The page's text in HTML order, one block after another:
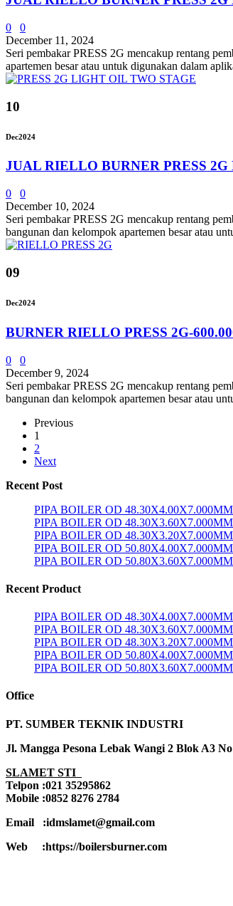
0
0
December 11, 2024
Seri pembakar PRESS 2G mencakup rentang
apartemen besar atau untuk digunakan dalam
10
Dec2024
JUAL RIELLO BURNER PRESS
0
0
December 10, 2024
Seri pembakar PRESS 2G mencakup rentang
bangunan dan kelompok apartemen besar atau
09
Dec2024
BURNER RIELLO PRESS 2G-
0
0
December 9, 2024
Seri pembakar PRESS 2G mencakup rentang
bangunan dan kelompok apartemen besar atau
Previous
1
2
Next
Recent Post
PIPA BOILER OD
PIPA BOILER OD
PIPA BOILER OD
PIPA BOILER OD
PIPA BOILER OD
Recent Product
PIPA BOILER OD
PIPA BOILER OD
PIPA BOILER OD
PIPA BOILER OD
PIPA BOILER OD
Office
PT. SUMBER TEKNIK INDUSTRI
Jl. Mangga Pesona Lebak Wangi 2 Blok A3
SLAMET STI
Telpon :021 35295862
Mobile :0852 8276 2784
Email :idmslamet@gmail.com
Web :https://boilersburner.com